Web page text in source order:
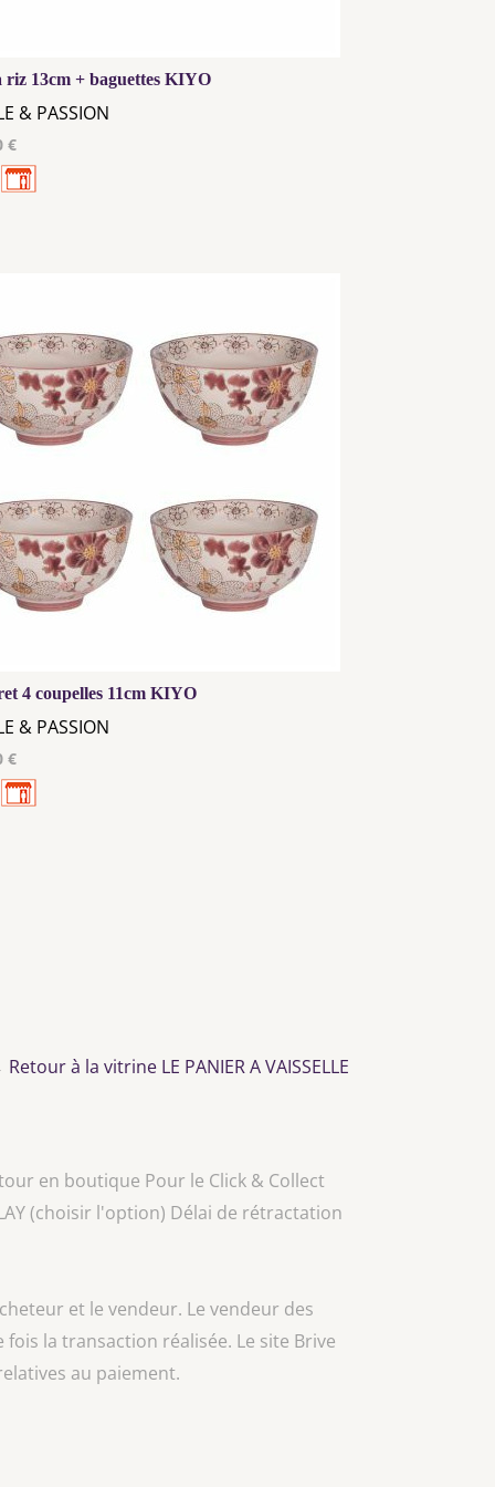
riz 13cm + baguettes KIYO
& PASSION
€
4 coupelles 11cm KIYO
& PASSION
€
Retour à la vitrine LE PANIER A VAISSELLE
en boutique Pour le Click & Collect
(choisir l'option) Délai de rétractation
et le vendeur. Le vendeur des
la transaction réalisée. Le site Brive
au paiement.